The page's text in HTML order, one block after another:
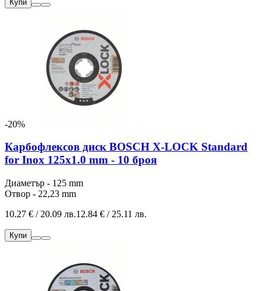
Купи
-20%
Карбофлексов диск BOSCH X-LOCK Standard
for Inox 125x1.0 mm - 10 броя
Диаметър - 125 mm
Отвор - 22,23 mm
10.27 € / 20.09 лв.12.84 € / 25.11 лв.
Купи